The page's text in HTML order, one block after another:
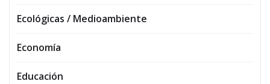
Ecológicas / Medioambiente
Economía
Educación